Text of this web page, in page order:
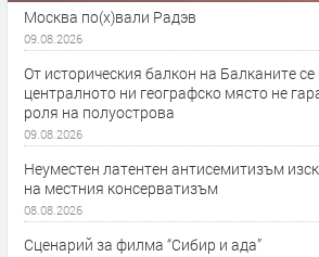
Москва по(х)вали Радэв
09.08.2026
От историческия балкон на Балканите
централното ни географско място не
роля на полуострова
09.08.2026
Неуместен латентен антисемитизъм
на местния консерватизъм
08.08.2026
Сценарий за филма “Сибир и ада”